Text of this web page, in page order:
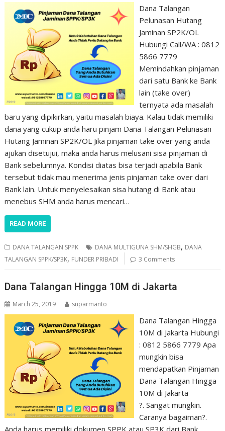
Dana Talangan
Pelunasan Hutang
Jaminan SP2K/OL
Hubungi Call/WA : 0812
5866 7779
Memindahkan pinjaman
dari satu Bank ke Bank
lain (take over)
ternyata ada masalah
baru yang dipikirkan, yaitu masalah biaya. Kalau tidak memiliki
dana yang cukup anda haru pinjam Dana Talangan Pelunasan
Hutang Jaminan SP2K/OL Jika pinjaman take over yang anda
ajukan disetujui, maka anda harus melusani sisa pinjaman di
Bank sebelumnya. Kondisi diatas bisa terjadi apabila Bank
tersebut tidak mau menerima jenis pinjaman take over dari
Bank lain. Untuk menyelesaikan sisa hutang di Bank atau
menebus SHM anda harus mencari…
READ MORE
DANA TALANGAN SPPK DANA MULTIGUNA SHM/SHGB, DANA
TALANGAN SPPK/SP3K, FUNDER PRIBADI 3 Comments
Dana Talangan Hingga 10M di Jakarta
March 25, 2019 suparmanto
Dana Talangan Hingga
10M di Jakarta Hubungi
: 0812 5866 7779 Apa
mungkin bisa
mendapatkan Pinjaman
Dana Talangan Hingga
10M di Jakarta
?. Sangat mungkin.
Caranya bagaiman?.
Anda harus memiliki dokumen SPPK atau SP3K dari Bank